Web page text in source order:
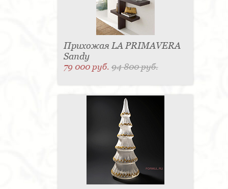
Прихожая LA PRIMAVERA
Sandy
79 000 руб.94 800 руб.